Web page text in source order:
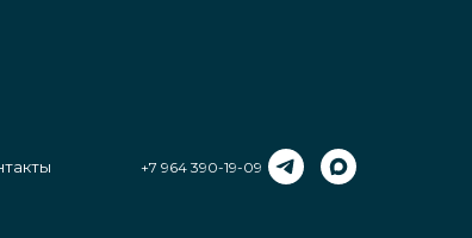
+7 964 390-19-09
c плиткой с